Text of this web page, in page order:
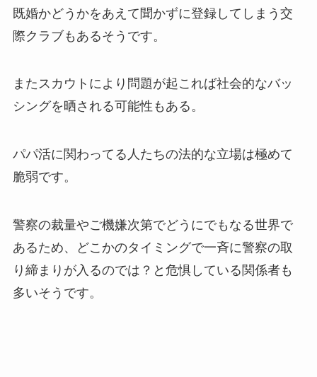
既婚かどうかをあえて聞かずに登録してしまう交
際クラブもあるそうです。
またスカウトにより問題が起これば社会的なバッ
シングを晒される可能性もある。
パパ活に関わってる人たちの法的な立場は極めて
脆弱です。
警察の裁量やご機嫌次第でどうにでもなる世界で
あるため、どこかのタイミングで一斉に警察の取
り締まりが入るのでは？と危惧している関係者も
多いそうです。